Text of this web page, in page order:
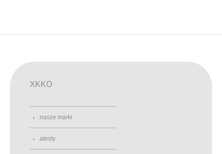
XKKO
nasze marki
atesty